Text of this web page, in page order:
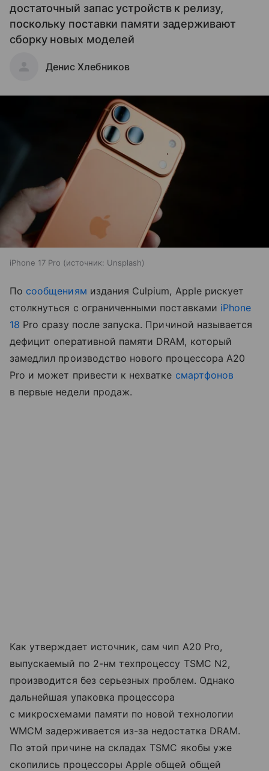
достаточный запас устройств к релизу,
поскольку поставки памяти задерживают
сборку новых моделей
Денис Хлебников
iPhone 17 Pro источник: Unsplash
По сообщениям издания Culpium, Apple рискует
столкнуться с ограниченными поставками iPhone
18 Pro сразу после запуска. Причиной называется
дефицит оперативной памяти DRAM, который
замедлил производство нового процессора A20
Pro и может привести к нехватке смартфонов
в первые недели продаж.
Как утверждает источник, сам чип A20 Pro,
выпускаемый по 2-нм техпроцессу TSMC N2,
производится без серьезных проблем. Однако
дальнейшая упаковка процессора
с микросхемами памяти по новой технологии
WMCM задерживается из-за недостатка DRAM.
По этой причине на складах TSMC якобы уже
скопились процессоры Apple общей общей